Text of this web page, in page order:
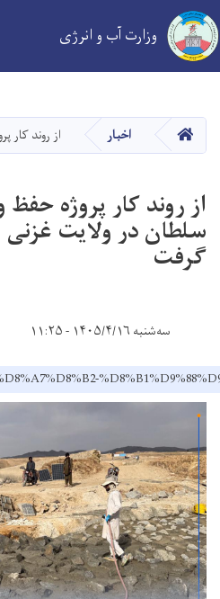
وزارت آب و انرژی
خانه اخبار از روند
از روند کار پروژه
سلطان در ولایت
گرفت
سه‌شنبه ۱۴۰۵/۴/۱۶ - ۱۱:۲۵